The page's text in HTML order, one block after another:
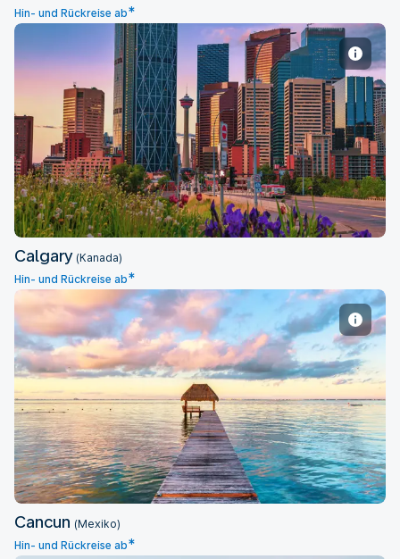
Hin- und Rückreise ab*
Calgary
Calgary (Kanada)
Hin- und Rückreise ab*
Cancun
Cancun (Mexiko)
Hin- und Rückreise ab*